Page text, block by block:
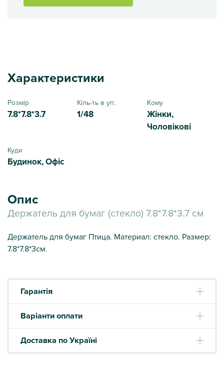
Характеристики
Розмір
7.8*7.8*3.7
Кіль-ть в уп.
1/48
Кому
Жінки,
Чоловікові
Куди
Будинок, Офіс
Опис
Держатель для бумаг (стекло) 7.8*7.8*3.7 см
Держатель для бумаг Птица. Материал: стекло. Размер:
7.8*7.8*3см.
Гарантія
Варіанти оплати
Доставка по Україні